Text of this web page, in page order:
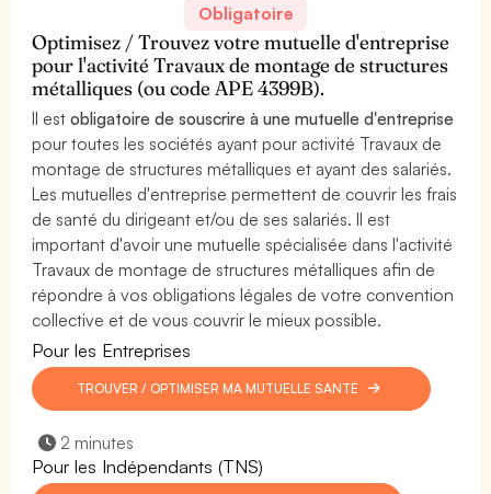
Obligatoire
Optimisez / Trouvez votre mutuelle d'entreprise
pour l'activité Travaux de montage de structures
métalliques (ou code APE 4399B).
Il estobligatoire de souscrire à une mutuelle d'entreprise
pour toutes les sociétés ayant pour activité Travaux de
montage de structures métalliques et ayant des salariés.
Les mutuelles d'entreprise permettent de couvrir les frais
de santé du dirigeant et/ou de ses salariés. Il est
important d'avoir une mutuelle spécialisée dans l'activité
Travaux de montage de structures métalliques afin de
répondre à vos obligations légales de votre convention
collective et de vous couvrir le mieux possible.
Pour les Entreprises
TROUVER / OPTIMISER MA MUTUELLE SANTÉ
2 minutes
Pour les Indépendants (TNS)